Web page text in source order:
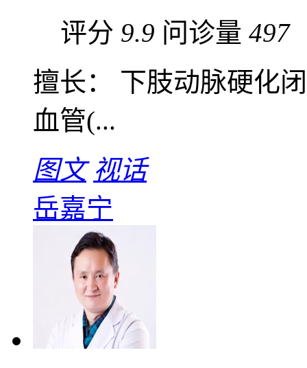
评分 9.9 问诊量 497
擅长： 下肢动脉硬化
血管(...
图文 视话
岳嘉宁